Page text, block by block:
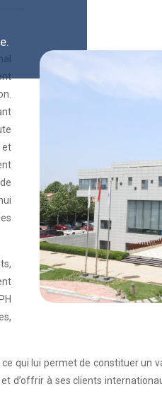
et
qui lui permet de constituer
à ses clients